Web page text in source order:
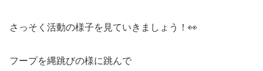
さっそく活動の様子を見ていきましょう！👀
フープを縄跳びの様に跳んで